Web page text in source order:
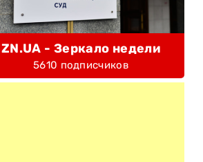
ZN.UA - Зеркало недели
5610 подписчиков